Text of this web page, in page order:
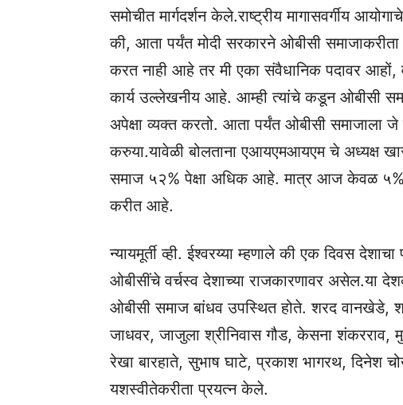
समोचीत मार्गदर्शन केले.राष्ट्रीय मागासवर्गीय
की, आता पर्यंत मोदी सरकारने ओबीसी
करत नाही आहे तर मी एका संवैधानिक पदावर आहों,
कार्य उल्लेखनीय आहे. आम्ही त्यांचे कडून ओबीसी
अपेक्षा व्यक्त करतो. आता पर्यंत ओबीसी समाजाला
करुया.यावेळी बोलताना एआयएमआयएम चे अध्यक्ष
समाज ५२% पेक्षा अधिक आहे. मात्र आज केवळ ५%
करीत आहे.
न्यायमूर्ती व्ही. ईश्वरय्या म्हणाले की एक दिवस
ओबीसींचे वर्चस्व देशाच्या राजकारणावर असेल.या
ओबीसी समाज बांधव उपस्थित होते. शरद वानखेडे,
जाधवर, जाजुला श्रीनिवास गौड, केसना
रेखा बारहाते, सुभाष घाटे, प्रकाश भागरथ, दिनेश
यशस्वीतेकरीता प्रयत्न केले.